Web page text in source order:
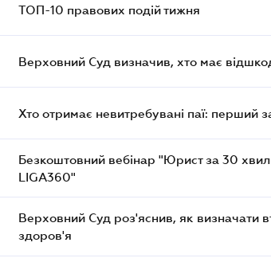
ТОП-10 правових подій тижня
Верховний Суд визначив, хто має
Хто отримає невитребувані паї: перший
Безкоштовний вебінар "Юрист за 30
LIGA360"
Верховний Суд роз'яснив, як визначати
здоров'я